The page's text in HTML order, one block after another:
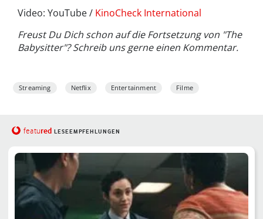
Video: YouTube / KinoCheck International
Freust Du Dich schon auf die Fortsetzung von "The
Babysitter"? Schreib uns gerne einen Kommentar.
Streaming Netflix Entertainment Filme
featured LESEEMPFEHLUNGEN